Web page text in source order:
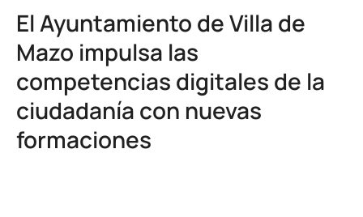
El Ayuntamiento de Villa de
Mazo impulsa las
competencias digitales de la
ciudadanía con nuevas
formaciones